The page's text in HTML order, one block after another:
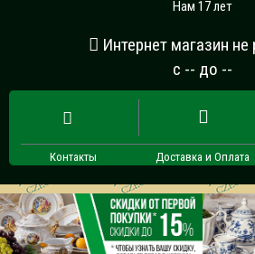
Нам 17 лет
Интернет магазин не
с -- до --
Контакты Доставка и Оплата